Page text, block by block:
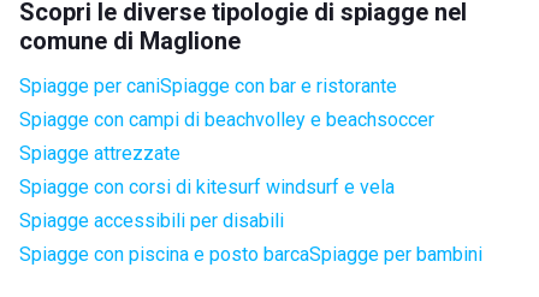
Scopri le diverse tipologie di spiagge nel
comune di Maglione
Spiagge per caniSpiagge con bar e ristorante
Spiagge con campi di beachvolley e beachsoccer
Spiagge attrezzate
Spiagge con corsi di kitesurf windsurf e vela
Spiagge accessibili per disabili
Spiagge con piscina e posto barcaSpiagge per bambini